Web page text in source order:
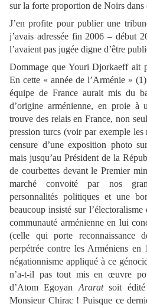
sur la forte proportion de Noirs dans
J’en profite pour publier une
j’avais adressée fin 2006 – début
l’avaient pas jugée digne d’être
Dommage que Youri Djorkaeff ait
En cette « année de l’Arménie »
équipe de France aurait mis du
d’origine arménienne, en proie à
trouve des relais en France, non
pression turcs (voir par exemple
censure d’une exposition photo
mais jusqu’au Président de la
de courbettes devant le Premier
marché convoité par nos
personnalités politiques et une
beaucoup insisté sur
communauté arménienne en lui
(celle qui porte reconnaissance
perpétrée contre les Arméniens
négationnisme appliqué à ce
n’a-t-il pas tout mis en œuvre
d’Atom Egoyan Araratsoit
Monsieur Chirac ! Puisque ce